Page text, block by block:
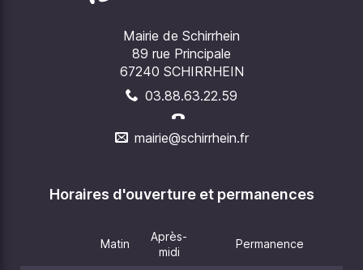
Mairie de Schirrhein
89 rue Principale
67240 SCHIRRHEIN
03.88.63.22.59
mairie@schirrhein.fr
Horaires d'ouverture et permanences
Matin
Après-
midi
Permanence